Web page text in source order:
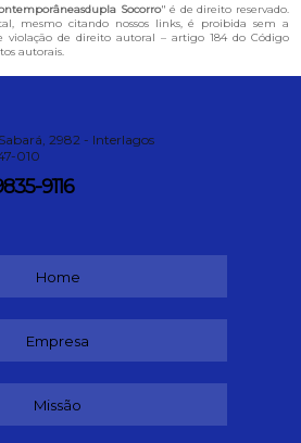
Socorro" é de direito reservado.
mesmo citando nossos links, é proibida sem a
violação de direito autoral – artigo 184 do Código
autorais.
2982 - Interlagos
010
9116
Home
Empresa
Missão